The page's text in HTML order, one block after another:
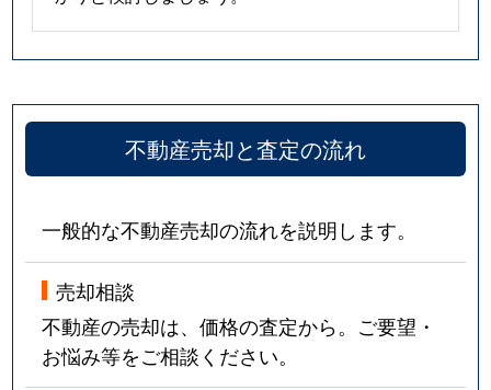
不動産売却と査定の流れ
一般的な不動産売却の流れを説明します。
売却相談
不動産の売却は、価格の査定から。ご要望・
お悩み等をご相談ください。